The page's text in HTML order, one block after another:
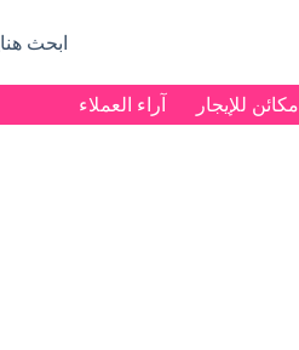
ابحث هنا
مكائن للإيجار آراء العملاء